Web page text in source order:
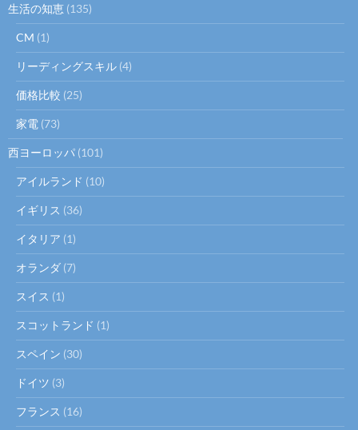
生活の知恵 (135)
CM (1)
リーディングスキル (4)
価格比較 (25)
家電 (73)
西ヨーロッパ (101)
アイルランド (10)
イギリス (36)
イタリア (1)
オランダ (7)
スイス (1)
スコットランド (1)
スペイン (30)
ドイツ (3)
フランス (16)